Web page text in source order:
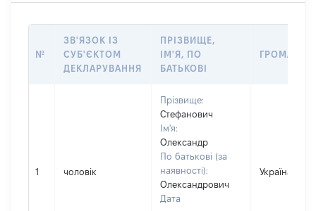
№
ЗВ'ЯЗОК ІЗ
СУБ'ЄКТОМ
ДЕКЛАРУВАННЯ
ПРІЗВИЩЕ,
ІМ'Я, ПО
БАТЬКОВІ
1 чоловік
Прізвище:
Стефанович
Ім'я:
Олександр
По батькові (за
наявності):
Олександрович
Дата
Україна